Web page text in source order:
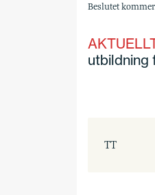
Beslutet
utbildning
TT